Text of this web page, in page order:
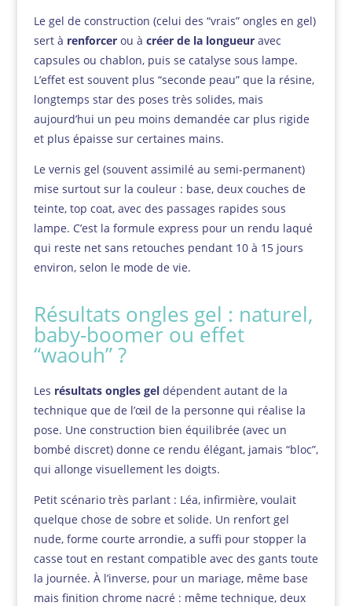
Le gel de construction (celui des “vrais” ongles en gel)
sert à renforcerou à créer de la longueuravec
capsules ou chablon, puis se catalyse sous lampe.
L’effet est souvent plus “seconde peau” que la résine,
longtemps star des poses très solides, mais
aujourd’hui un peu moins demandée car plus rigide
et plus épaisse sur certaines mains.
Le vernis gel (souvent assimilé au semi-permanent)
mise surtout sur la couleur : base, deux couches de
teinte, top coat, avec des passages rapides sous
lampe. C’est la formule express pour un rendu laqué
qui reste net sans retouches pendant 10 à 15 jours
environ, selon le mode de vie.
Résultats ongles gel : naturel,
baby-boomer ou effet
“waouh” ?
Les résultats ongles geldépendent autant de la
technique que de l’œil de la personne qui réalise la
pose. Une construction bien équilibrée (avec un
bombé discret) donne ce rendu élégant, jamais “bloc”,
qui allonge visuellement les doigts.
Petit scénario très parlant : Léa, infirmière, voulait
quelque chose de sobre et solide. Un renfort gel
nude, forme courte arrondie, a suffi pour stopper la
casse tout en restant compatible avec des gants toute
la journée. À l’inverse, pour un mariage, même base
mais finition chrome nacré : même technique, deux